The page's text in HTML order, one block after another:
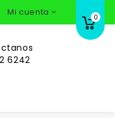
Mi cuenta 0
6242